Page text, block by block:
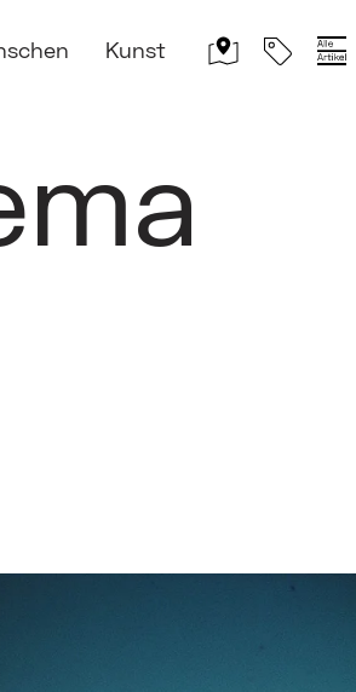
Kunst
und Lyriker Karl Heinz Koller